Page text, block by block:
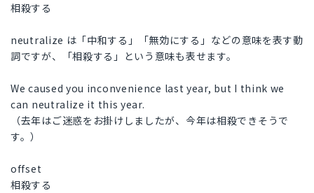
相殺する
neutralize は「中和する」「無効にする」などの意味を表す動
詞ですが、「相殺する」という意味も表せます。
We caused you inconvenience last year, but I think we
can neutralize it this year.
（去年はご迷惑をお掛けしましたが、今年は相殺できそうで
す。）
offset
相殺する